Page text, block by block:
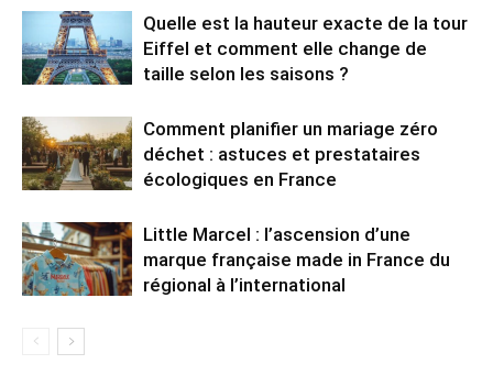
Quelle est la hauteur exacte de la tour
Eiffel et comment elle change de
taille selon les saisons ?
Comment planifier un mariage zéro
déchet : astuces et prestataires
écologiques en France
Little Marcel : l’ascension d’une
marque française made in France du
régional à l’international